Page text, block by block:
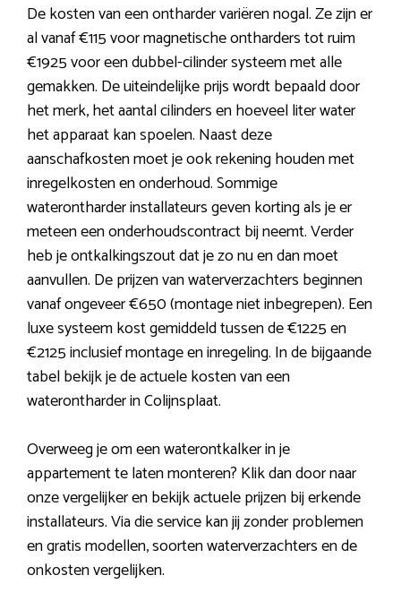
De kosten van een ontharder variëren nogal. Ze zijn er
al vanaf €115 voor magnetische ontharders tot ruim
€1925 voor een dubbel-cilinder systeem met alle
gemakken. De uiteindelijke prijs wordt bepaald door
het merk, het aantal cilinders en hoeveel liter water
het apparaat kan spoelen. Naast deze
aanschafkosten moet je ook rekening houden met
inregelkosten en onderhoud. Sommige
waterontharder installateurs geven korting als je er
meteen een onderhoudscontract bij neemt. Verder
heb je ontkalkingszout dat je zo nu en dan moet
aanvullen. De prijzen van waterverzachters beginnen
vanaf ongeveer €650 (montage niet inbegrepen). Een
luxe systeem kost gemiddeld tussen de €1225 en
€2125 inclusief montage en inregeling. In de bijgaande
tabel bekijk je de actuele kosten van een
waterontharder in Colijnsplaat.
Overweeg je om een waterontkalker in je
appartement te laten monteren? Klik dan door naar
onze vergelijker en bekijk actuele prijzen bij erkende
installateurs. Via die service kan jij zonder problemen
en gratis modellen, soorten waterverzachters en de
onkosten vergelijken.